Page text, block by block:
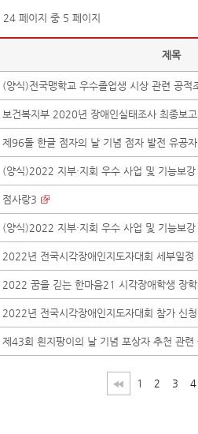
페이지 중 5 페이지
제목
(양식)전국맹학교 우수졸업생 시상 관련 공적
보건복지부 2020년 장애인실태조사 최종보
제96돌 한글 점자의 날 기념 점자 발전 유공
(양식)2022 지부·지회 우수 사업 및 기능보
점사랑3
(양식)2022 지부·지회 우수 사업 및 기능보
2022년 전국시각장애인지도자대회 세부일정
2022 꿈을 긷는 한마음21 시각장애학생 장
2022년 전국시각장애인지도자대회 참가 신
제43회 흰지팡이의 날 기념 포상자 추천 관련
1 2 3 4